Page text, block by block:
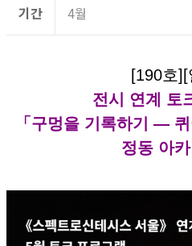
기간 4월
[190호][
전시 연계 토
「구멍을 기록하기 —
정동 아카